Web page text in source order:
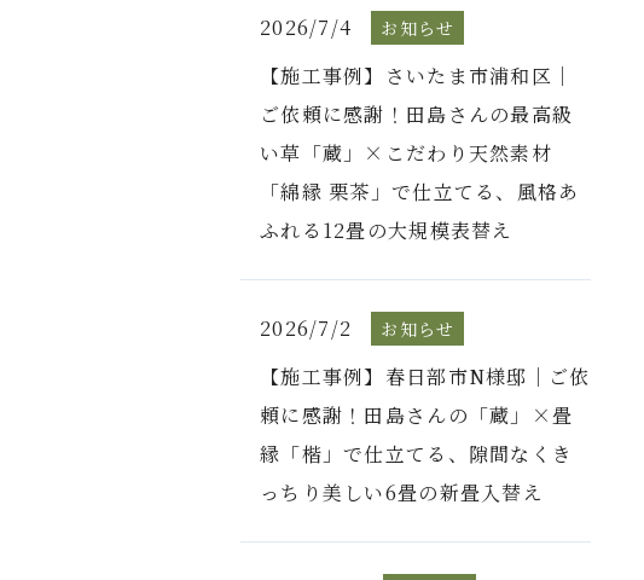
2026/7/4 お知らせ
【施工事例】さいたま市浦和区｜
ご依頼に感謝！田島さんの最高級
い草「蔵」×こだわり天然素材
「綿縁 栗茶」で仕立てる、風格あ
ふれる12畳の大規模表替え
2026/7/2 お知らせ
【施工事例】春日部市N様邸｜ご依
頼に感謝！田島さんの「蔵」×畳
縁「楷」で仕立てる、隙間なくき
っちり美しい6畳の新畳入替え